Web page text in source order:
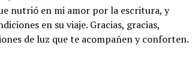
nutrió en mi amor por la escritura, y
en su viaje. Gracias, gracias,
de luz que te acompañen y conforten.